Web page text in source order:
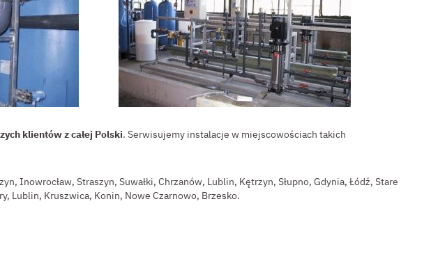
klientów z całej Polski. Serwisujemy instalacje w miejscowościach takich
Inowrocław, Straszyn, Suwałki, Chrzanów, Lublin, Kętrzyn, Słupno, Gdynia, Łódź, Stare
Lublin, Kruszwica, Konin, Nowe Czarnowo, Brzesko.